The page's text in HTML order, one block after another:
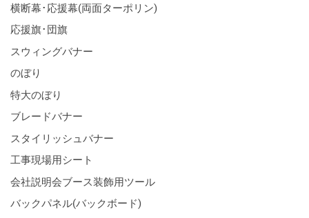
横断幕･応援幕(両面ターポリン)
応援旗･団旗
スウィングバナー
のぼり
特大のぼり
ブレードバナー
スタイリッシュバナー
工事現場用シート
会社説明会ブース装飾用ツール
バックパネル(バックボード)